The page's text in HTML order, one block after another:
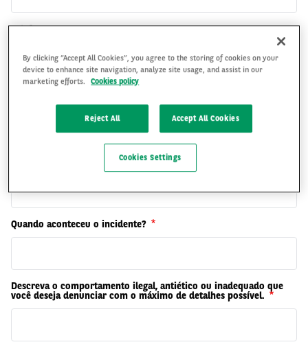
Telefone
Onde ocorreu o incidente? (indicar o país, entidade, escritório,
Quando aconteceu o incidente?
Descreva o comportamento ilegal, antiético ou inadequado que
você deseja denunciar com o máximo de detalhes possível.
By clicking “Accept All Cookies”, you agree to the storing of cookies on your
device to enhance site navigation, analyze site usage, and assist in our
marketing efforts.
Cookies policy
Reject All Accept All Cookies
Cookies Settings